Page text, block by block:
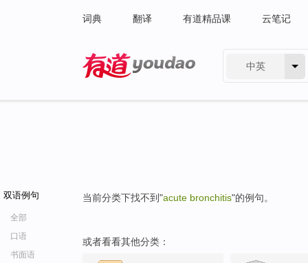
词典 翻译 有道精品课 云笔记
中英
双语例句
全部
口语
书面语
当前分类下找不到"acute bronchitis"的例句。
或者看看其他分类：